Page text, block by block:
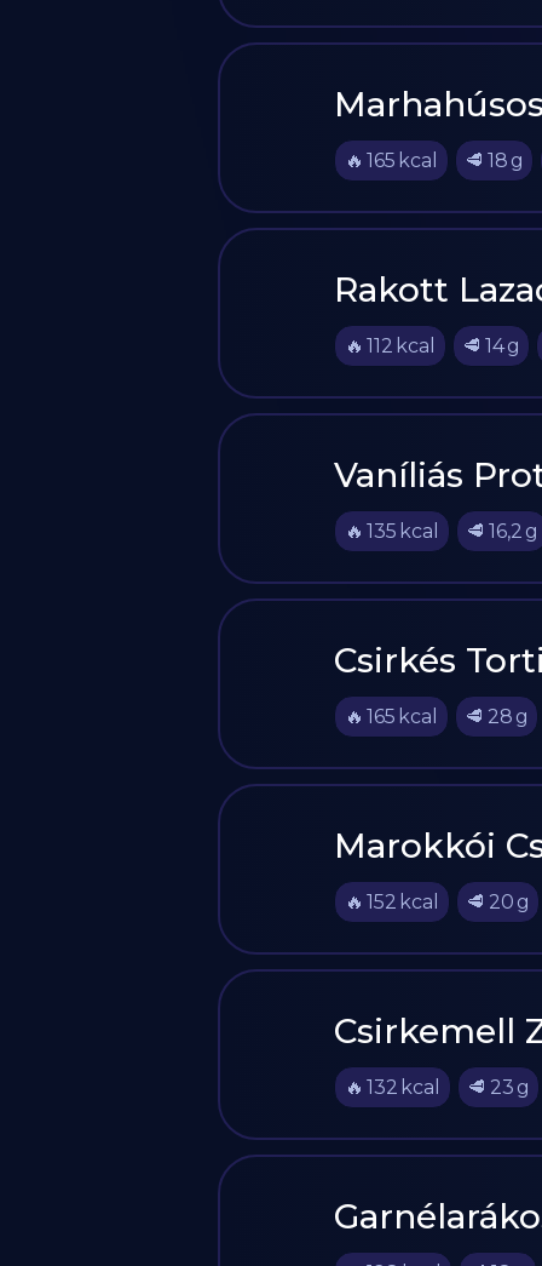
🔥 165 kcal 🥩 18 g
Rakott
🔥 112 kcal 🥩 14g
Vaníliás
🔥 135 kcal 🥩 16,2 g
Csirkés
🔥 165 kcal 🥩 28 g
Marokkói
🔥 152 kcal 🥩 20 g
Csirkemell
🔥 132 kcal 🥩 23 g